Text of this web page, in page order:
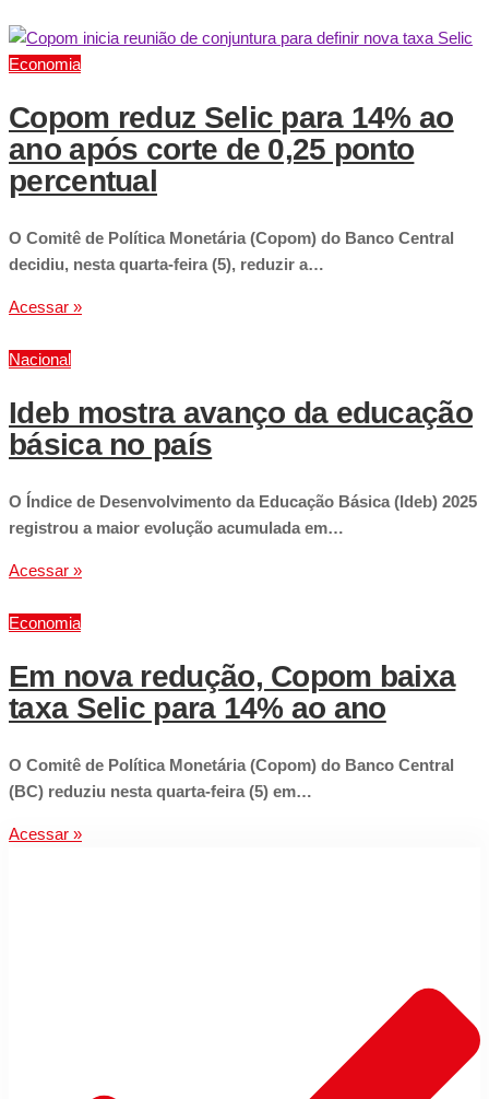
Economia
Copom reduz Selic para 14% ao
ano após corte de 0,25 ponto
percentual
O Comitê de Política Monetária (Copom) do Banco Central
decidiu, nesta quarta-feira (5), reduzir a…
Acessar »
Nacional
Ideb mostra avanço da educação
básica no país
O Índice de Desenvolvimento da Educação Básica (Ideb) 2025
registrou a maior evolução acumulada em…
Acessar »
Economia
Em nova redução, Copom baixa
taxa Selic para 14% ao ano
O Comitê de Política Monetária (Copom) do Banco Central
(BC) reduziu nesta quarta-feira (5) em…
Acessar »